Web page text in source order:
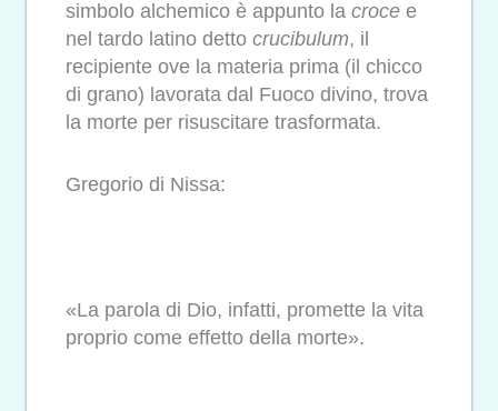
simbolo alchemico è appunto la croce e
nel tardo latino detto crucibulum, il
recipiente ove la materia prima (il chicco
di grano) lavorata dal Fuoco divino, trova
la morte per risuscitare trasformata.
Gregorio di Nissa:
«La parola di Dio, infatti, promette la vita
proprio come effetto della morte».